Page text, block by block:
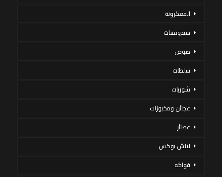
المعكرونة
سندوتشات
صوص
سلطات
شوربات
عجائن ومخبوزات
عصائر
لانش بوكس
فواكه